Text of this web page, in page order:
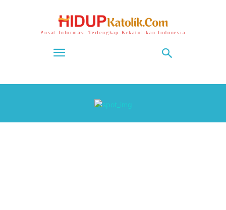
Pusat Informasi Terlengkap Kekatolikan Indonesia